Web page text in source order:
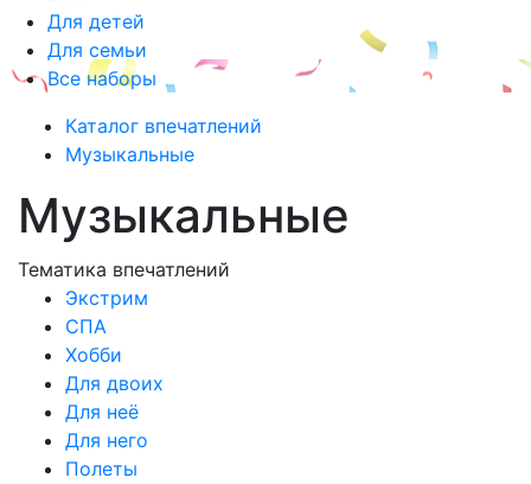
Для детей
Для семьи
Все наборы
Каталог впечатлений
Музыкальные
Музыкальные
Тематика впечатлений
Экстрим
СПА
Хобби
Для двоих
Для неё
Для него
Полеты